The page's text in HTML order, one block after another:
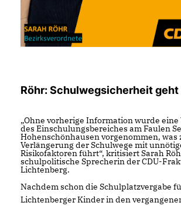
Röhr: Schulwegsicherheit geht
Ohne vorherige Information wurde eine
des Einschulungsbereiches am Faulen
Hohenschönhausen vorgenommen,
Verlängerung der Schulwege mit
Risikofaktoren führt“, kritisiert Sarah
schulpolitische Sprecherin der CDU-
Lichtenberg.
Nachdem schon die Schulplatzvergabe
Lichtenberger Kinder in den